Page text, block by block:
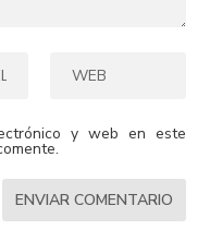
y web en este